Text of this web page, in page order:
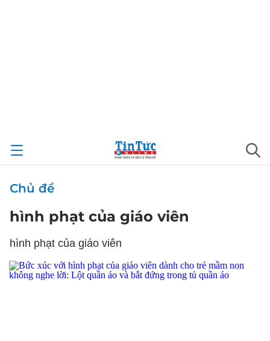
Chủ đề
hình phạt của giáo viên
hình phạt của giáo viên